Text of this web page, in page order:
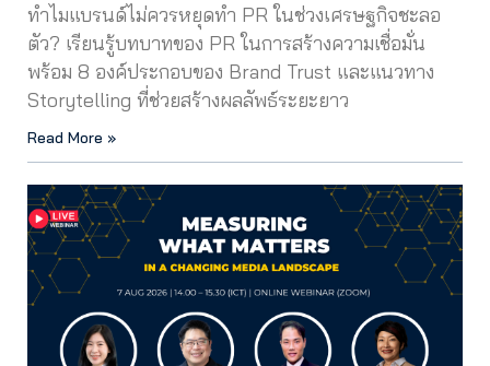
ทำไมแบรนด์ไม่ควรหยุดทำ PR ในช่วงเศรษฐกิจชะลอ
ตัว? เรียนรู้บทบาทของ PR ในการสร้างความเชื่อมั่น
พร้อม 8 องค์ประกอบของ Brand Trust และแนวทาง
Storytelling ที่ช่วยสร้างผลลัพธ์ระยะยาว
Read More »